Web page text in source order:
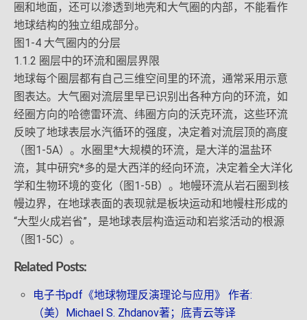
圈和地面，还可以渗透到地壳和大气圈的内部，不能看作
地球结构的独立组成部分。
图1-4 大气圈内的分层
1.1.2 圈层中的环流和圈层界限
地球每个圈层都有自己三维空间里的环流，通常采用示意
图表达。大气圈对流层里早已识别出各种方向的环流，如
经圈方向的哈德雷环流、纬圈方向的沃克环流，这些环流
反映了地球表层水汽循环的强度，决定着对流层顶的高度
（图1-5A）。水圈里*大规模的环流，是大洋的温盐环
流，其中研究*多的是大西洋的经向环流，决定着全大洋化
学和生物环境的变化（图1-5B）。地幔环流从岩石圈到核
幔边界，在地球表面的表现就是板块运动和地幔柱形成的
“大型火成岩省”，是地球表层构造运动和岩浆活动的根源
（图1-5C）。
Related Posts:
电子书pdf《地球物理反演理论与应用》 作者:
（美）Michael S. Zhdanov著；底青云等译